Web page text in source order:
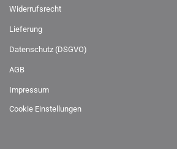
Widerrufsrecht
Lieferung
Datenschutz (DSGVO)
AGB
Impressum
Cookie Einstellungen